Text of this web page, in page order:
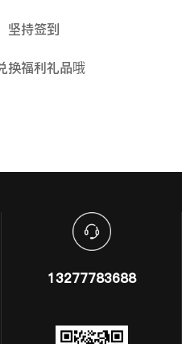
坚持签到
换福利礼品哦
13277783688